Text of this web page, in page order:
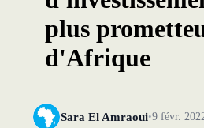
plus
d'Afrique
Sara El Amraoui•9 févr.